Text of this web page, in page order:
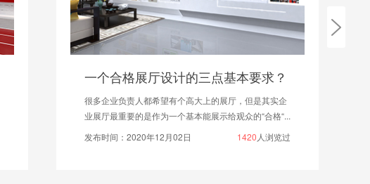
一个合格展厅设计的三点基本要求？
很多企业负责人都希望有个高大上的展厅，但是其实企
业展厅最重要的是作为一个基本能展示给观众的“合格“...
发布时间：2020年12月02日
1420 人浏览过